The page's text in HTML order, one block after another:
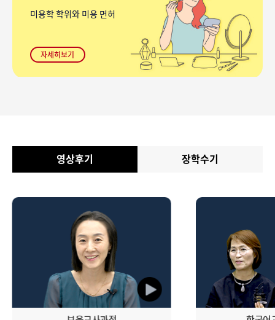
미용학 학위와 미용 면허
자세히보기
영상후기 장학수기